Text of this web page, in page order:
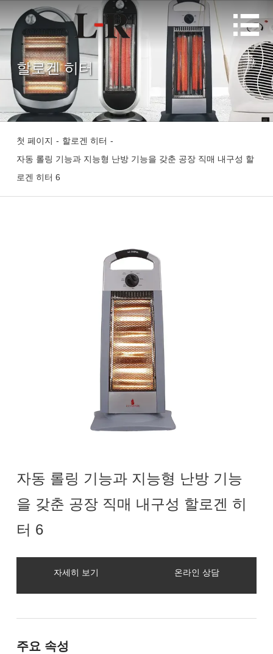

할로겐 히터
첫 페이지 - 할로겐 히터 -
자동 롤링 기능과 지능형 난방 기능을 갖춘 공장 직매 내구성 할
로겐 히터 6
자동 롤링 기능과 지능형 난방 기능
을 갖춘 공장 직매 내구성 할로겐 히
터 6
자세히 보기 온라인 상담
주요 속성